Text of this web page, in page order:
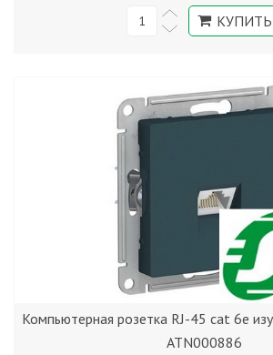
Компьютерная розетка RJ-45 cat 6е
ATN000886